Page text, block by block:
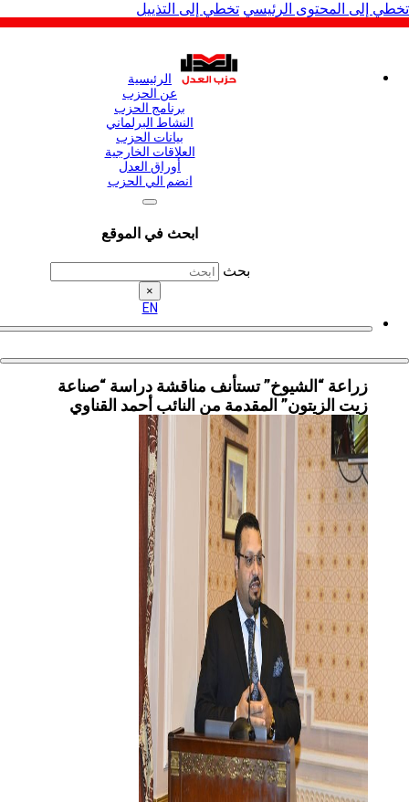
المحتوى الرئيسي تخطي إلى التذييل
الرئيسية
عن الحزب
برنامج الحزب
النشاط البرلماني
بيانات الحزب
العلاقات الخارجية
أوراق العدل
انضم الي الحزب
ابحث في الموقع
زراعة “الشيوخ” تستأنف مناقشة دراسة “صناعة
زيت الزيتون” المقدمة من النائب أحمد القناوي